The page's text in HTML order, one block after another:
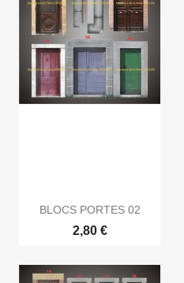
BLOCS PORTES 02
2,80 €